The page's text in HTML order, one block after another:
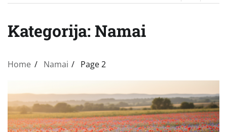
Kategorija: Namai
Home Namai Page 2